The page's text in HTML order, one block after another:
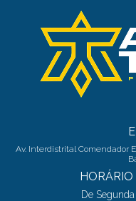
Av. Interdistrital Comendador
De